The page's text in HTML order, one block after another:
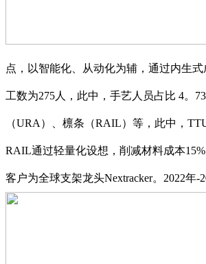
点，以智能化、从动化为辅，通过内生
工数为275人，此中，手艺人员占比 4。
（URA）、檩条（RAIL）等，此中，
RAIL通过轻量化设想，削减材料成本
客户为全球支架龙头Nextracker。2022年